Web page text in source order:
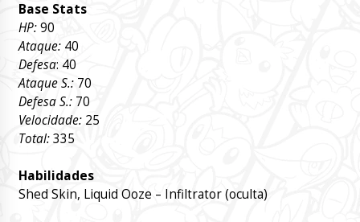
Base Stats
HP:90
Ataque:40
Defesa: 40
Ataque S.:70
Defesa S.:70
Velocidade:25
Total:335
Habilidades
Shed Skin, Liquid Ooze – Infiltrator (oculta)